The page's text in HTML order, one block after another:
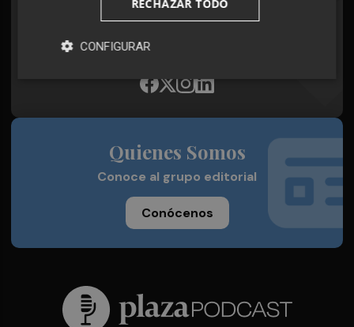
Síguenos en redes
Plaza Podcast, desde cualquier medio
Quienes Somos
Conoce al grupo editorial
Conócenos
RECHAZAR TODO
CONFIGURAR